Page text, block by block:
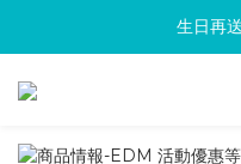
滿300
生日再
加入成為新會